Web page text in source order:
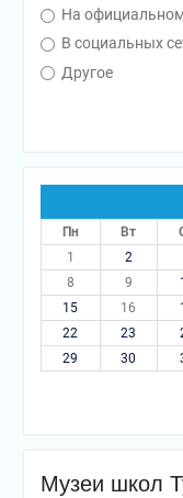
На
В социальных
Другое
Пн Вт
1
2
8
9
15
16
22
23
29
30
Музеи школ